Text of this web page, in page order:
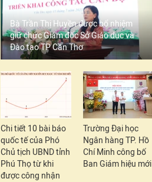
Bà Trần Thị Huyền được bổ nhiệm
giữ chức Giám đốc Sở Giáo dục và
Đào tạo TP Cần Thơ
Chi tiết 10 bài báo
quốc tế của Phó
Chủ tịch UBND tỉnh
Phú Thọ từ khi
được công nhận
Trường Đại học
Ngân hàng TP. Hồ
Chí Minh công bố
Ban Giám hiệu mới